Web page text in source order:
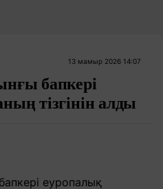
13 мамыр 2026 14:07
бапкері
тізгінін алды